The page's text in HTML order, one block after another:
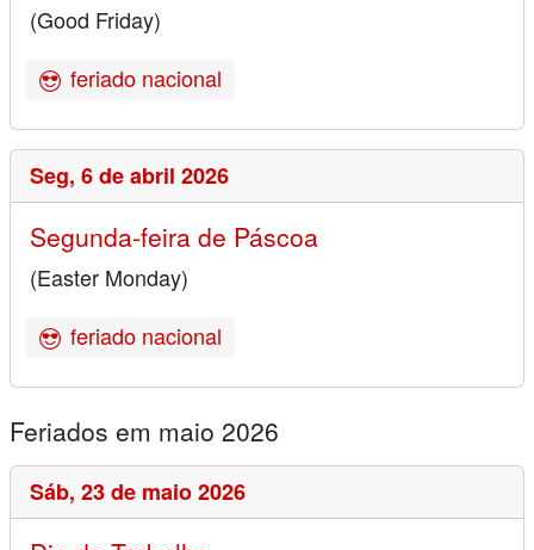
(Good Friday)
feriado nacional
Seg, 6 de abril 2026
Segunda-feira de Páscoa
(Easter Monday)
feriado nacional
Feriados em maio 2026
Sáb, 23 de maio 2026